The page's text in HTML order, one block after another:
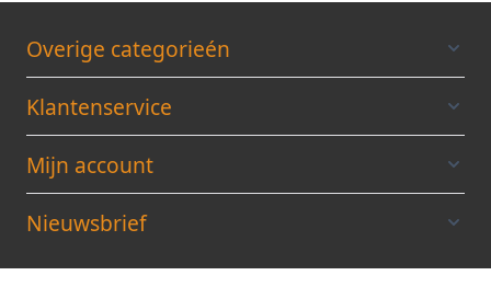
Overige categorieén
Klantenservice
Mijn account
Nieuwsbrief